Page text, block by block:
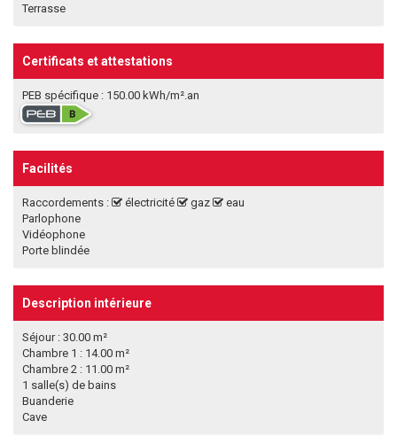
Terrasse
Certificats et attestations
PEB spécifique : 150.00 kWh/m².an
Facilités
Raccordements : électricité gaz
eau
Parlophone
Vidéophone
Porte blindée
Description intérieure
Séjour : 30.00 m²
Chambre 1 : 14.00 m²
Chambre 2 : 11.00 m²
1 salle(s) de bains
Buanderie
Cave